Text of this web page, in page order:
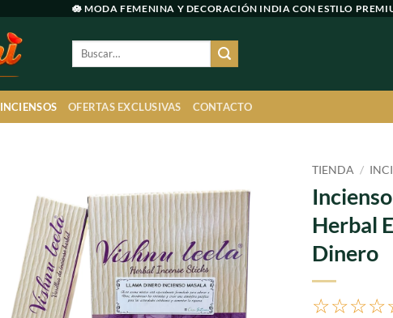
🪷 MODA FEMENINA Y DECORACIÓN INDIA CON ESTILO
Buscar
INCIENSOS OFERTAS EXCLUSIVAS CONTACTO
Agregar
favoritos
TIENDA /
Herbal
Dinero